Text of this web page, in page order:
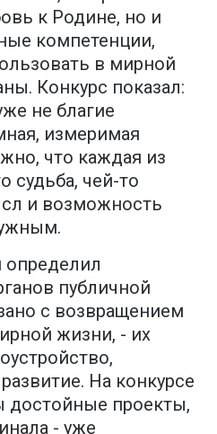
к Родине, но и
компетенции,
в мирной
Конкурс показал:
не благие
измеримая
что каждая из
судьба, чей-то
и возможность
определил
публичной
с возвращением
жизни, - их
На конкурсе
достойные проекты,
- уже